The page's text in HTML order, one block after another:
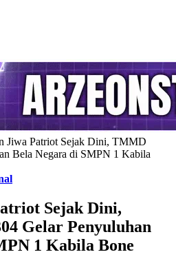
Jiwa Patriot Sejak Dini, TMMD
Bela Negara di SMPN 1 Kabila
Sejak Dini,
Gelar Penyuluhan
1 Kabila Bone